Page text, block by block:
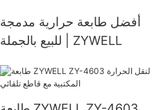
أفضل طابعة حرارية مدمجة
للبيع بالجملة | ZYWELL